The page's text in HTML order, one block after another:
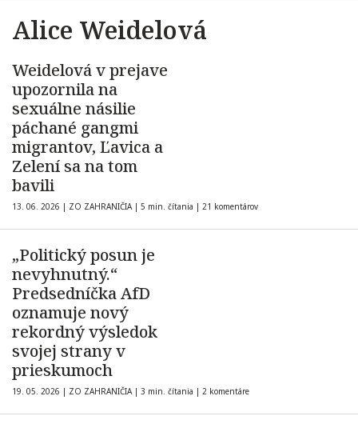
Alice Weidelová
Weidelová v prejave
upozornila na
sexuálne násilie
páchané gangmi
migrantov, Ľavica a
Zelení sa na tom
bavili
13. 06. 2026 | ZO ZAHRANIČIA | 5 min. čítania | 21 komentárov
„Politický posun je
nevyhnutný.“
Predsedníčka AfD
oznamuje nový
rekordný výsledok
svojej strany v
prieskumoch
19. 05. 2026 | ZO ZAHRANIČIA | 3 min. čítania | 2 komentáre